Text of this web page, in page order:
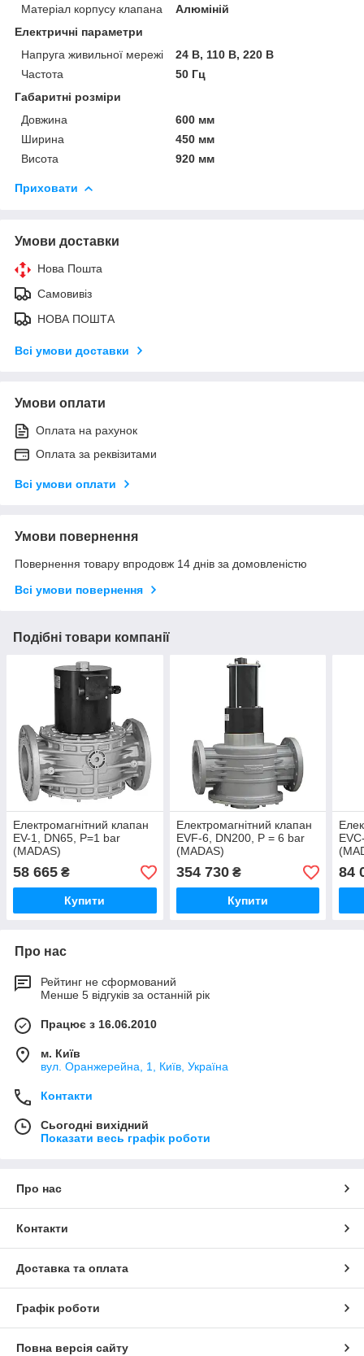
Матеріал корпусу клапана
Алюміній
Електричні параметри
Напруга живильної мережі
24 В, 110 В, 220 В
Частота
50 Гц
Габаритні розміри
Довжина
600 мм
Ширина
450 мм
Висота
920 мм
Приховати
Умови доставки
Нова Пошта
Самовивіз
НОВА ПОШТА
Всі умови доставки
Умови оплати
Оплата на рахунок
Оплата за реквізитами
Всі умови оплати
Умови повернення
Повернення товару впродовж 14 днів за домовленістю
Всі умови повернення
Подібні товари компанії
Електромагнітний клапан
EV-1, DN65, P=1 bar
(MADAS)
58 665 ₴
Купити
Електромагнітний клапан
EVF-6, DN200, P = 6 bar
(MADAS)
354 730₴
Купити
84
Про нас
Рейтинг не сформований
Менше 5 відгуків за останній рік
Працює з 16.06.2010
м. Київ
вул. Оранжерейна, 1, Київ, Україна
Контакти
Сьогодні вихідний
Показати весь графік роботи
Про нас
Контакти
Доставка та оплата
Графік роботи
Повна версія сайту